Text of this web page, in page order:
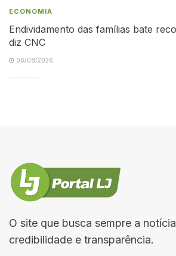
ECONOMIA
Endividamento das famílias bate
diz CNC
06/08/2026
O site que busca sempre a
credibilidade e transparência.